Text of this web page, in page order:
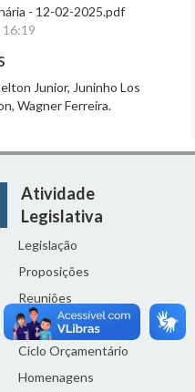
- 12-02-2025.pdf
Junior, Juninho Los
Wagner Ferreira.
Atividade
Legislativa
Legislação
Proposições
Reuniões
Comissões
Ciclo Orçamentário
Homenagens